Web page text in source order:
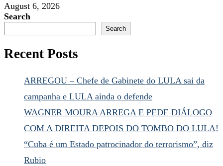
August 6, 2026
Search
Search
Recent Posts
ARREGOU – Chefe de Gabinete do LULA sai da
campanha e LULA ainda o defende
WAGNER MOURA ARREGA E PEDE DIÁLOGO
COM A DIREITA DEPOIS DO TOMBO DO LULA!
“Cuba é um Estado patrocinador do terrorismo”, diz
Rubio